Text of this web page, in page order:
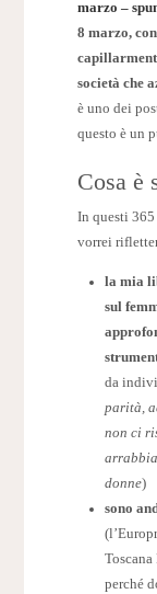
marzo –
8 marzo,
società che
è uno dei
questo è un
Cosa è
In questi 365
vorrei
la mia
sul
da
parità,
non ci
donne)
sono
perché